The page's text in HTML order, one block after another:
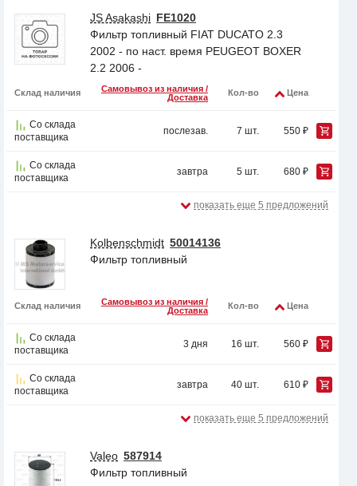
JS Asakashi FE1020
Фильтр топливный FIAT DUCATO 2.3
2002 - по наст. время PEUGEOT BOXER
2.2 2006 -
Склад наличия
Самовывоз из наличия /
Доставка
Кол-во Цена
Со склада
поставщика
послезав. 7 шт. 550 ₽
Со склада
поставщика
завтра 5 шт. 680 ₽
показать еще 5 предложений
Kolbenschmidt 50014136
Фильтр топливный
Склад наличия
Самовывоз из наличия /
Доставка
Кол-во Цена
Со склада
поставщика
3 дня 16 шт. 560 ₽
Со склада
поставщика
завтра 40 шт. 610 ₽
показать еще 5 предложений
Valeo 587914
Фильтр топливный